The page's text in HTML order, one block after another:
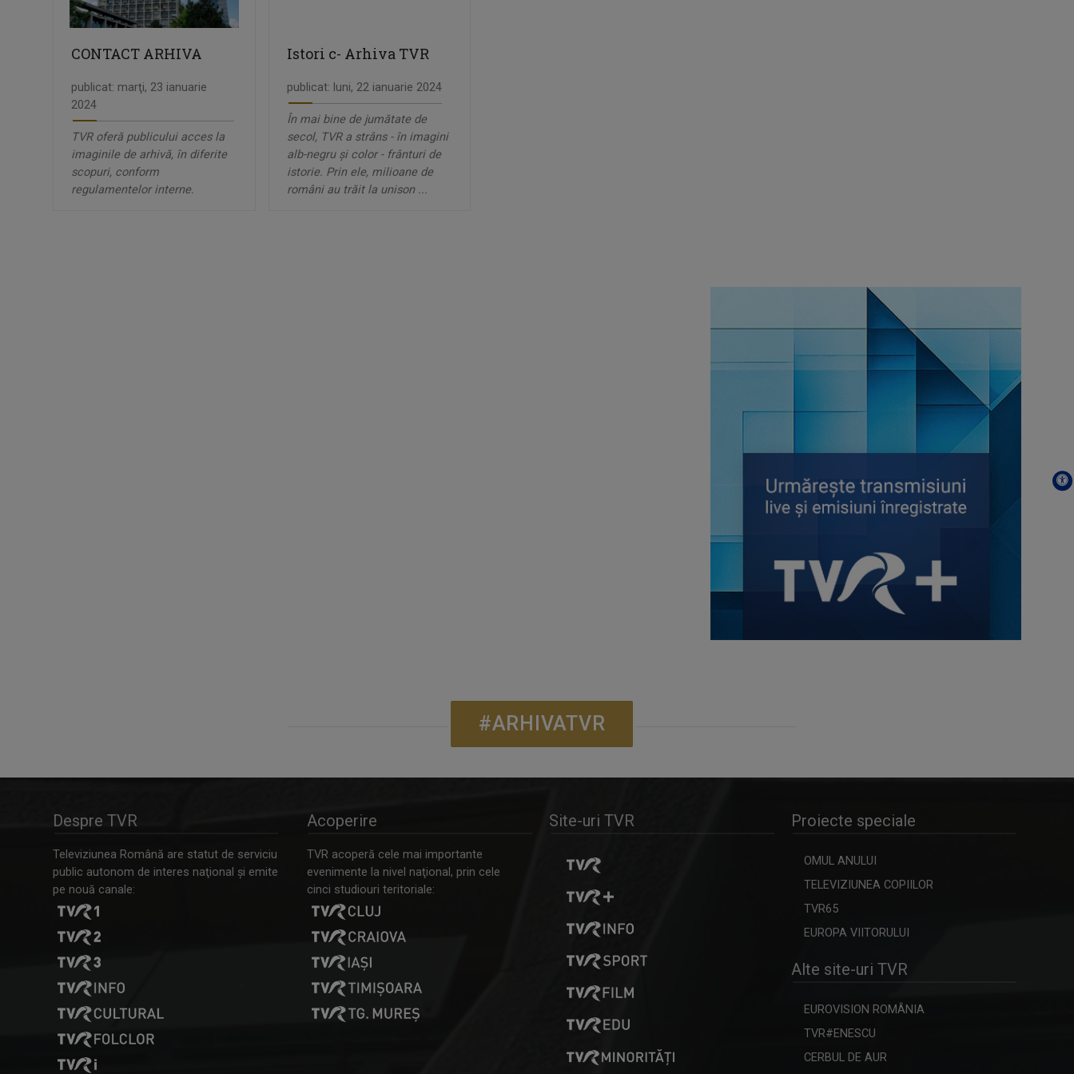
CONTACT ARHIVA
publicat: marţi, 23 ianuarie
2024
TVR oferă publicului acces la
imaginile de arhivă, în diferite
scopuri, conform
regulamentelor interne.
Istori c- Arhiva TVR
publicat: luni, 22 ianuarie 2024
În mai bine de jumătate de
secol, TVR a strâns - în imagini
alb-negru şi color - frânturi de
istorie. Prin ele, milioane de
români au trăit la unison ...
#ARHIVATVR
Despre TVR
Televiziunea Română are statut de serviciu
public autonom de interes naţional şi emite
pe nouă canale:
Acoperire
TVR acoperă cele mai importante
evenimente la nivel naţional, prin cele
cinci studiouri teritoriale:
Site-uri TVR Proiecte speciale
OMUL ANULUI
TELEVIZIUNEA COPIILOR
TVR65
EUROPA VIITORULUI
Alte site-uri TVR
EUROVISION ROMÂNIA
TVR#ENESCU
CERBUL DE AUR